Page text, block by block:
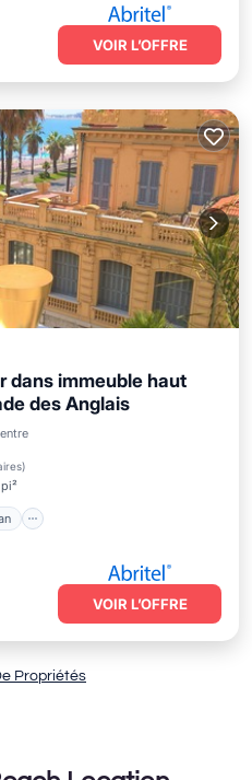
VOIR L’OFFRE
dans immeuble haut
des Anglais
)
sur l’océan
Vue
VOIR L’OFFRE
Propriétés